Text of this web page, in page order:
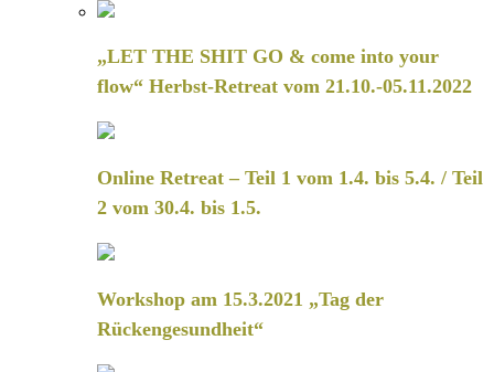
„LET THE SHIT GO & come into your
flow“ Herbst-Retreat vom 21.10.-05.11.2022
Online Retreat – Teil 1 vom 1.4. bis 5.4. / Teil
2 vom 30.4. bis 1.5.
Workshop am 15.3.2021 „Tag der
Rückengesundheit“